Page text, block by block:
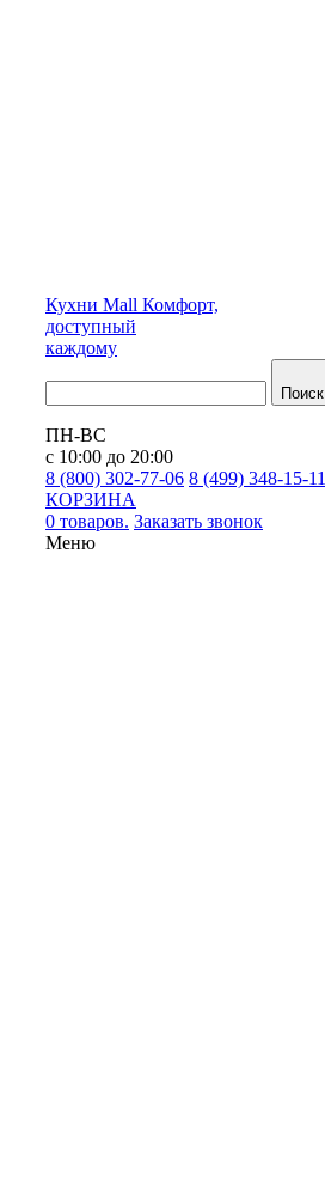
Кухни Mall Комфорт,
доступный
каждому
Поиск
ПН-ВС
с 10:00 до 20:00
8 (800) 302-77-06 8 (499) 348-15-11
КОРЗИНА
0 товаров. Заказать звонок
Меню